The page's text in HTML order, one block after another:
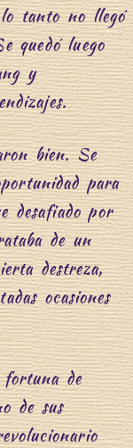
tanto no llegó
quedó luego
y
bien. Se
para
desafiado por
de un
destreza,
ocasiones
de
de sus